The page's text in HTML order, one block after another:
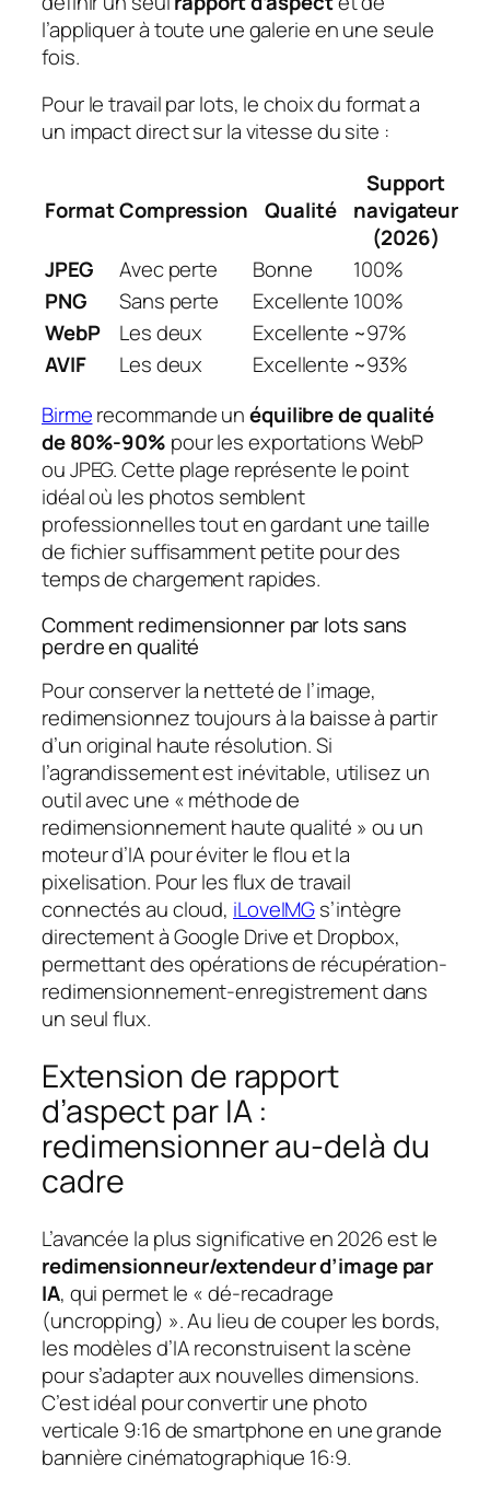
l’appliquer à toute une galerie en une seule
fois.
Pour le travail par lots, le choix du format a
un impact direct sur la vitesse du site :
FormatCompression Qualité
Support
navigateur
(2026)
JPEG
Avec perte Bonne
100%
PNG
Sans perte Excellente 100%
WebP
Les deux Excellente ~97%
AVIF
Les deux Excellente ~93%
Birmerecommande unéquilibre de qualité
de 80%-90% pour les exportations WebP
ou JPEG. Cette plage représente le point
idéal où les photos semblent
professionnelles tout en gardant une taille
de fichier suffisamment petite pour des
temps de chargement rapides.
Comment redimensionner par lots sans
perdre en qualité
Pour conserver la netteté de l’image,
redimensionnez toujours à la baisse à partir
d’un original haute résolution. Si
l’agrandissement est inévitable, utilisez un
outil avec une « méthode de
redimensionnement haute qualité » ou un
moteur d’IA pour éviter le flou et la
pixelisation. Pour les flux de travail
connectés au cloud, iLoveIMGs’intègre
directement à Google Drive et Dropbox,
permettant des opérations de récupération-
redimensionnement-enregistrement dans
un seul flux.
Extension de rapport
d’aspect par IA :
redimensionner au-delà du
cadre
L’avancée la plus significative en 2026 est le
redimensionneur/extendeur d’image par
IA, qui permet le « dé-recadrage
(uncropping) ». Au lieu de couper les bords,
les modèles d’IA reconstruisent la scène
pour s’adapter aux nouvelles dimensions.
C’est idéal pour convertir une photo
verticale 9:16 de smartphone en une grande
bannière cinématographique 16:9.